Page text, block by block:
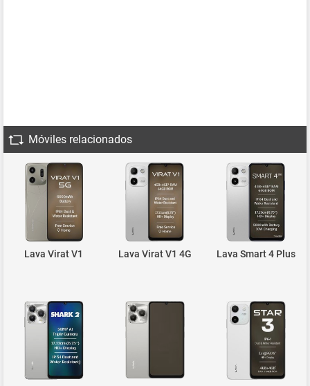
Móviles relacionados
Lava Virat V1 Lava Virat V1 4G Lava Smart 4 Plus